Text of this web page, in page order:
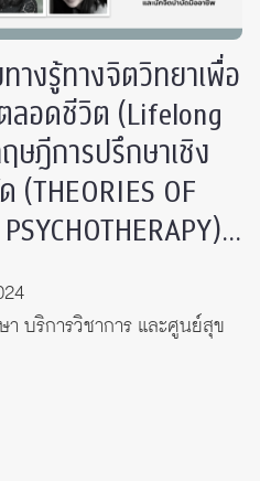
างรู้ทางจิตวิทยาเพื่อ
ลอดชีวิต (Lifelong
ษฎีการปรึกษาเชิง
OF
บริการวิชาการ และศูนย์สุข